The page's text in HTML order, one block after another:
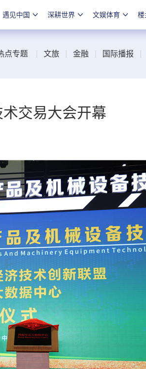
遇见中国 深耕世界 文娱体育 楼
点专题 文旅 金融 国际播报
交易大会开幕